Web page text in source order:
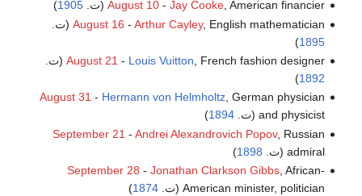
August 10- Jay Cooke, American financier (ت. 1905
)
August 16 - Arthur Cayley, English mathematician (ت.
1895
)
August 21 - Louis Vuitton , French fashion designer (ت.
1892
)
August 31 - Hermann von Helmholtz, German physician
and physicist (ت.
1894
)
September 21 - Andrei Alexandrovich Popov, Russian
admiral (ت.
1898
)
September 28 - Jonathan Clarkson Gibbs, African-
American minister, politician (ت.
1874
)